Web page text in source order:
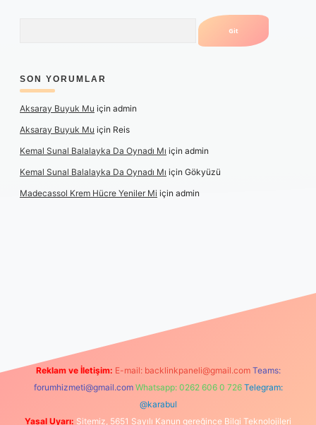
SON YORUMLAR
Aksaray Buyuk Mu için admin
Aksaray Buyuk Mu için Reis
Kemal Sunal Balalayka Da Oynadı Mı için admin
Kemal Sunal Balalayka Da Oynadı Mı için Gökyüzü
Madecassol Krem Hücre Yeniler Mi için admin
Reklam ve İletişim: E-mail: backlinkpaneli@gmail.com Teams:
forumhizmeti@gmail.com Whatsapp: 0262 606 0 726 Telegram:
@karabul
Yasal Uyarı: Sitemiz, 5651 Sayılı Kanun gereğince Bilgi Teknolojileri